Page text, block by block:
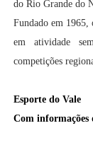
do Rio Grande do
Fundado em 1965,
em atividade
competições
Esporte do Vale
Com informações